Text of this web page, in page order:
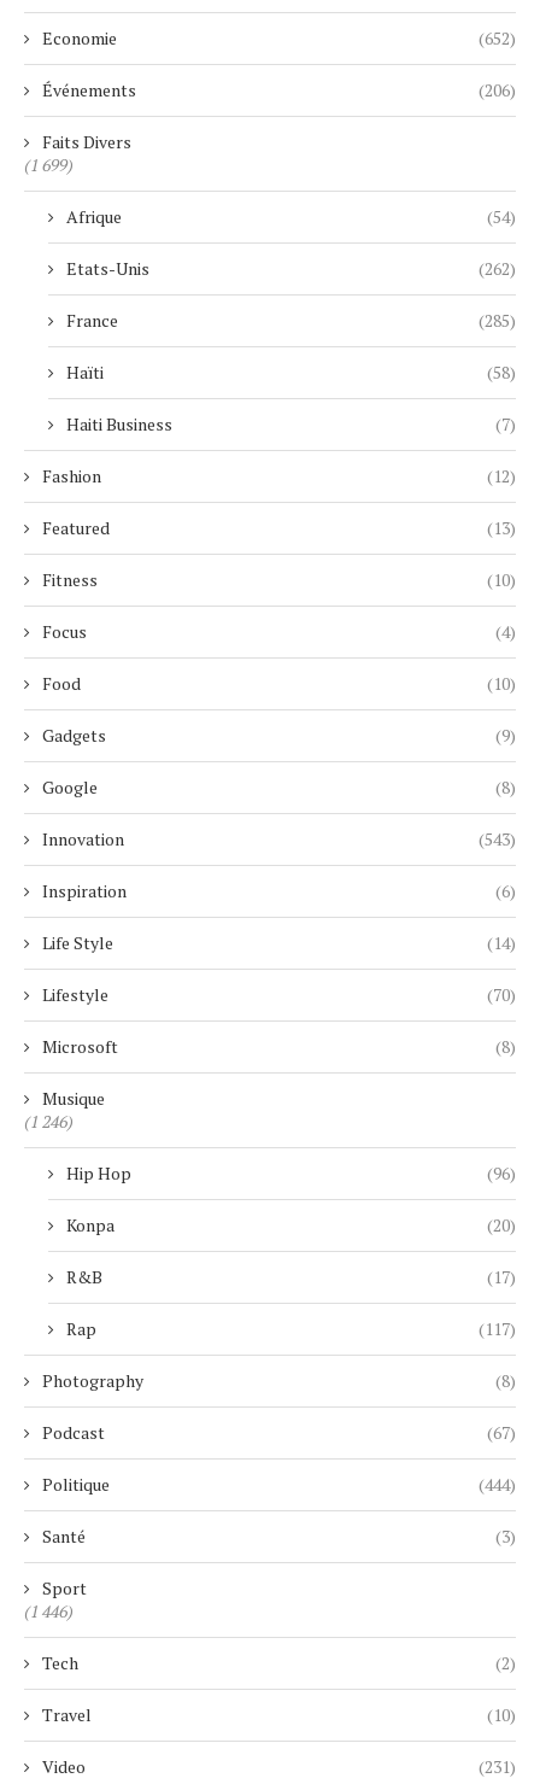
Economie (652)
Événements (206)
Faits Divers
(1 699)
Afrique (54)
Etats-Unis (262)
France (285)
Haïti (58)
Haiti Business (7)
Fashion (12)
Featured (13)
Fitness (10)
Focus (4)
Food (10)
Gadgets (9)
Google (8)
Innovation (543)
Inspiration (6)
Life Style (14)
Lifestyle (70)
Microsoft (8)
Musique
(1 246)
Hip Hop (96)
Konpa (20)
R&B (17)
Rap (117)
Photography (8)
Podcast (67)
Politique (444)
Santé (3)
Sport
(1 446)
Tech (2)
Travel (10)
Video (231)